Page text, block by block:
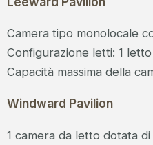
Camera tipo monolocale
Configurazione letti: 1
Capacità massima della
Windward Pavilion
1 camera da letto dotata